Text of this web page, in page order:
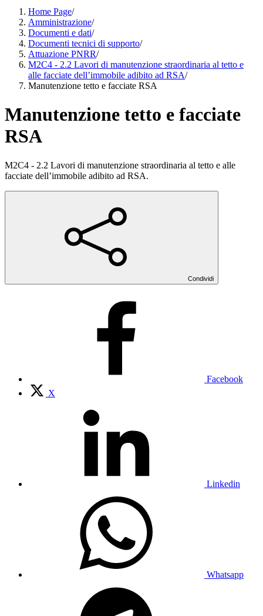
Home Page/
Amministrazione/
Documenti e dati/
Documenti tecnici di supporto/
Attuazione PNRR/
M2C4 - 2.2 Lavori di manutenzione straordinaria al tetto e
alle facciate dell’immobile adibito ad RSA/
Manutenzione tetto e facciate RSA
Manutenzione tetto e facciate
RSA
M2C4 - 2.2 Lavori di manutenzione straordinaria al tetto e alle
facciate dell’immobile adibito ad RSA.
Condividi
Facebook
X
Linkedin
Whatsapp